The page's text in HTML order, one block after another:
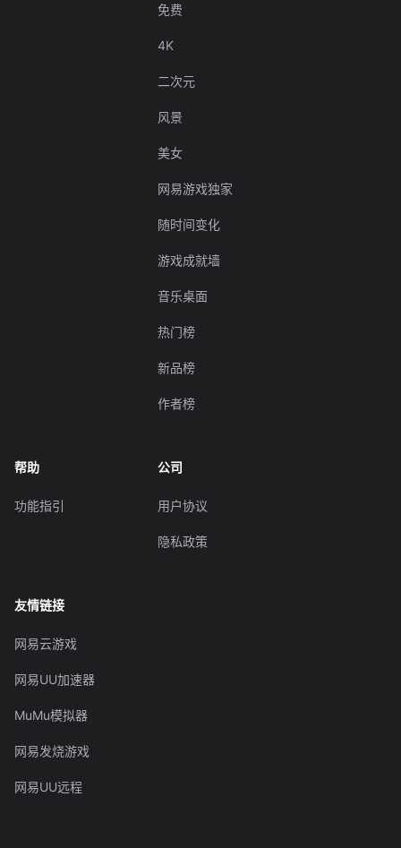
免费
4K
二次元
风景
美女
网易游戏独家
随时间变化
游戏成就墙
音乐桌面
热门榜
新品榜
作者榜
帮助
功能指引
公司
用户协议
隐私政策
友情链接
网易云游戏
网易UU加速器
MuMu模拟器
网易发烧游戏
网易UU远程